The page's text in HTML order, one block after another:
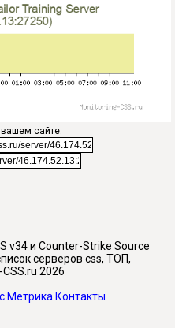
вашем сайте:
v34 и Counter-Strike Source
серверов css, ТОП,
2026
Контакты